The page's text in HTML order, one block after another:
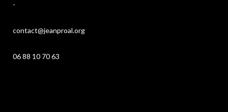
-
contact@jeanproal.org
06 88 10 70 63